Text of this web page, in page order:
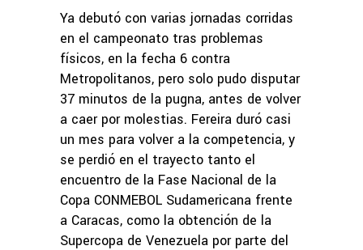
Ya debutó con varias jornadas corridas
en el campeonato tras problemas
físicos, en la fecha 6 contra
Metropolitanos, pero solo pudo disputar
37 minutos de la pugna, antes de volver
a caer por molestias. Fereira duró casi
un mes para volver a la competencia, y
se perdió en el trayecto tanto el
encuentro de la Fase Nacional de la
Copa CONMEBOL Sudamericana frente
a Caracas, como la obtención de la
Supercopa de Venezuela por parte del